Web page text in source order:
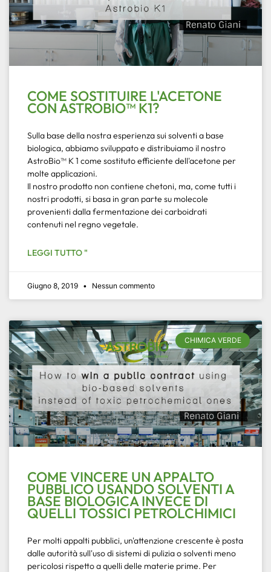
COME SOSTITUIRE L'ACETONE
CON ASTROBIO™ K1?
Sulla base della nostra esperienza sui solventi a base
biologica, abbiamo sviluppato e distribuiamo il nostro
AstroBio™ K 1 come sostituto efficiente dell'acetone per
molte applicazioni.
Il nostro prodotto non contiene chetoni, ma, come tutti i
nostri prodotti, si basa in gran parte su molecole
provenienti dalla fermentazione dei carboidrati
contenuti nel regno vegetale.
LEGGI TUTTO "
Giugno 8, 2019 Nessun commento
CHIMICA VERDE
COME VINCERE UN APPALTO
PUBBLICO USANDO SOLVENTI A
BASE BIOLOGICA INVECE DI
QUELLI TOSSICI PETROLCHIMICI
Per molti appalti pubblici, un'attenzione crescente è posta
dalle autorità sull'uso di sistemi di pulizia o solventi meno
pericolosi rispetto a quelli delle materie prime. Per